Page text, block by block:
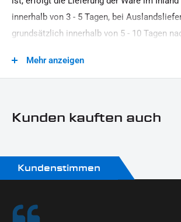
innerhalb von 3 - 5 Tagen, bei
grundsätzlich innerhalb von 5 - 10 Tagen
Zeitpunkt Ihrer
Mehr anzeigen
Kunden kauften auch
Kundenstimmen